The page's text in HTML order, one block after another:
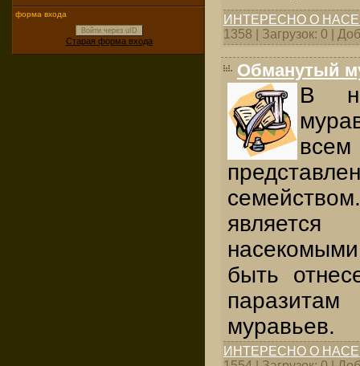
форма входа
Войти через uID
Старая форма входа
ИНТЕРЕСНО О
1358 | Загрузок: 0 |
Обманутый
В
является
быть
муравьев.
ИНТЕРЕСНО О